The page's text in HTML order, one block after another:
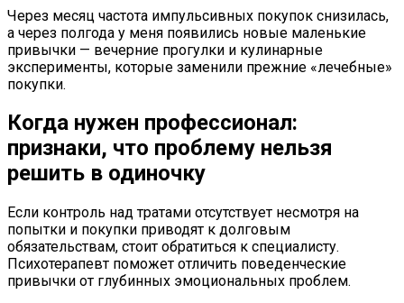
Через месяц частота импульсивных покупок снизилась,
а через полгода у меня появились новые маленькие
привычки — вечерние прогулки и кулинарные
эксперименты, которые заменили прежние «лечебные»
покупки.
Когда нужен профессионал:
признаки, что проблему нельзя
решить в одиночку
Если контроль над тратами отсутствует несмотря на
попытки и покупки приводят к долговым
обязательствам, стоит обратиться к специалисту.
Психотерапевт поможет отличить поведенческие
привычки от глубинных эмоциональных проблем.